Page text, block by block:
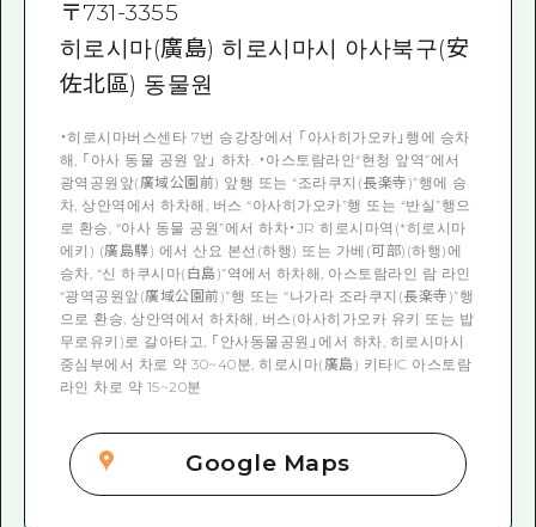
〒731-3355
히로시마(廣島) 히로시마시 아사북구(安
佐北區) 동물원
・히로시마버스센타 7번 승강장에서 「아사히가오카」행에 승차
해, 「아사 동물 공원 앞」 하차. ・아스토람라인“현청 앞역”에서
광역공원앞(廣域公園前) 앞행 또는 “조라쿠지(長楽寺)”행에 승
차, 상안역에서 하차해, 버스 “아사히가오카”행 또는 “반실”행으
로 환승, “아사 동물 공원”에서 하차・JR 히로시마역(*히로시마
에키) (廣島驛) 에서 산요 본선(하행) 또는 가베(可部)(하행)에
승차, “신 하쿠시마(白島)”역에서 하차해, 아스토람라인 람 라인
“광역공원앞(廣域公園前)”행 또는 “나가라 조라쿠지(長楽寺)”행
으로 환승, 상안역에서 하차해, 버스(아사히가오카 유키 또는 밥
무로유키)로 갈아타고, 「안사동물공원」에서 하차, 히로시마시
중심부에서 차로 약 30~40분, 히로시마(廣島) 키타IC 아스토람
라인 차로 약 15~20분
Google Maps